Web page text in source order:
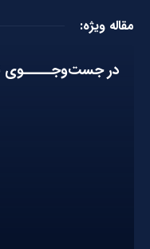
مقاله ویژه:
در جست‌وجـــــوی